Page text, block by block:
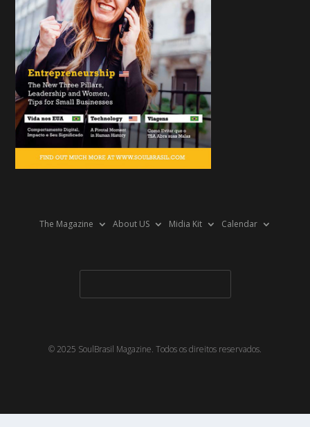
The Magazine About US Midia Kit Calendar
© 2025 SoulBrasil Magazine. Todos os direitos reservados.